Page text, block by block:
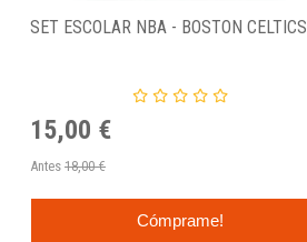
SET ESCOLAR NBA - BOSTON CELTICS
15,00 €
Antes 18,00 €
Cómprame!